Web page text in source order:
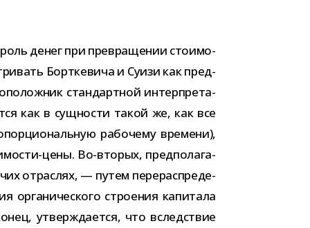
денег при пре­вра­ще­нии сто­и­мо­
Борткевича и Суизи как пред­
стан­дарт­ной интер­пре­та­
как в сущ­но­сти такой же, как все
рабо­чему вре­мени),
​цены. Во-​вторых, пред­по­ла­га­
отрас­лях, — путем пере­рас­пре­де­
стро­е­ния капи­тала
утвер­жда­ется, что вслед­ствие